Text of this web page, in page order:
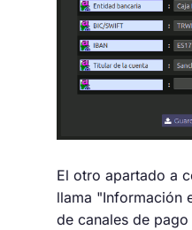
El otro apartado a
llama "Información
de canales de